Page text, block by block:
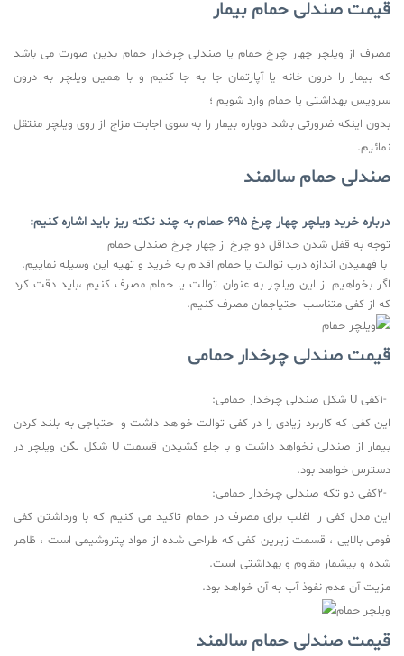
قیمت صندلی حمام بیمار
مصرف از ویلچر چهار چرخ حمام یا صندلی چرخدار حمام بدین صورت می باشد
که بیمار را درون خانه یا آپارتمان جا به جا کنیم و با همین ویلچر به درون
سرویس بهداشتی یا حمام وارد شویم ؛
بدون اینکه ضرورتی باشد دوباره بیمار را به سوی اجابت مزاج از روی ویلچر منتقل
نمائیم.
صندلی حمام سالمند
درباره خرید ویلچر چهار چرخ 695 حمام به چند نکته ریز باید اشاره کنیم :
توجه به قفل شدن حداقل دو چرخ از چهار چرخ صندلی حمام
با فهمیدن اندازه درب توالت یا حمام اقدام به خرید و تهیه این وسیله نماییم.
اگر بخواهیم از این ویلچر به عنوان توالت یا حمام مصرف کنیم ،باید دقت کرد
که از کفی متناسب احتیاجمان مصرف کنیم.
قیمت صندلی چرخدار حمامی
1-کفی U شکل صندلی چرخدار حمامی:
این کفی که کاربرد زیادی را در کفی توالت خواهد داشت و احتیاجی به بلند کردن
بیمار از صندلی نخواهد داشت و با جلو کشیدن قسمتUشکل لگن ویلچر در
دسترس خواهد بود.
2-کفی دو تکه صندلی چرخدار حمامی:
این مدل کفی را اغلب برای مصرف در حمام تاکید می کنیم که با ورداشتن کفی
فومی بالایی ، قسمت زیرین کفی که طراحی شده از مواد پتروشیمی است ، ظاهر
شده و بیشمار مقاوم و بهداشتی است.
مزیت آن عدم نفوذ آب به آن خواهد بود.
قیمت صندلی حمام سالمند